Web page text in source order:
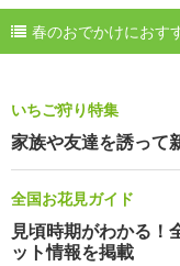
春のおでかけにおす
いちご狩り特集
家族や友達を誘って
全国お花見ガイド
見頃時期がわかる！
ット情報を掲載